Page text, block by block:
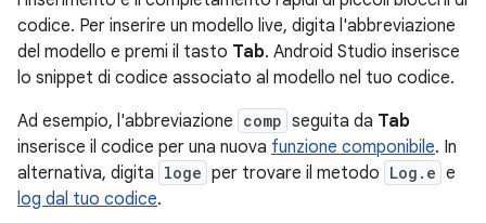
codice. Per inserire un modello live, digita l'abbreviazione
del modello e premi il tasto Tab. Android Studio inserisce
lo snippet di codice associato al modello nel tuo codice.
Ad esempio, l'abbreviazione comp seguita da Tab
inserisce il codice per una nuova funzione componibile. In
alternativa, digita loge per trovare il metodo Log.e e
log dal tuo codice.